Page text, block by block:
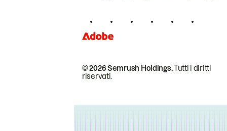
© 2026 Semrush Holdings.Tutti i diritti
riservati.